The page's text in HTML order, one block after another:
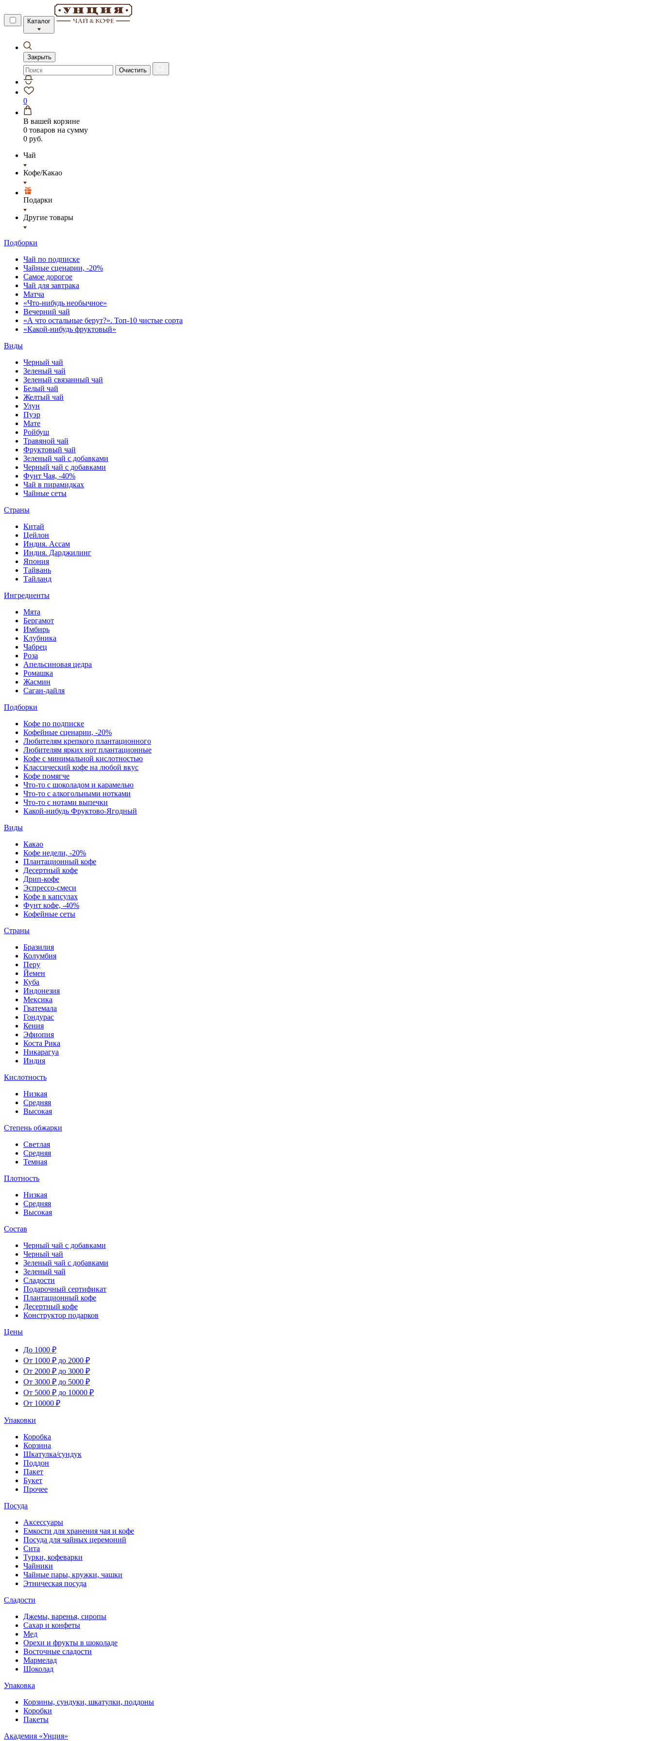
Каталог
Закрыть
Очистить
0
В вашей корзине
0 товаров на сумму
0 руб.
Чай
Кофе/Какао
Подарки
Другие товары
Подборки
Чай по подписке
Чайные сценарии, -20%
Самое дорогое
Чай для завтрака
Матча
«Что-нибудь необычное»
Вечерний чай
«А что остальные берут?». Топ-10 чистые сорта
«Какой-нибудь фруктовый»
Виды
Черный чай
Зеленый чай
Зеленый связанный чай
Белый чай
Желтый чай
Улун
Пуэр
Мате
Ройбуш
Травяной чай
Фруктовый чай
Зеленый чай с добавками
Черный чай с добавками
Фунт Чая, -40%
Чай в пирамидках
Чайные сеты
Страны
Китай
Цейлон
Индия. Ассам
Индия. Дарджилинг
Япония
Тайвань
Тайланд
Ингредиенты
Мята
Бергамот
Имбирь
Клубника
Чабрец
Роза
Апельсиновая цедра
Ромашка
Жасмин
Саган-дайля
Подборки
Кофе по подписке
Кофейные сценарии, -20%
Любителям крепкого плантационного
Любителям ярких нот плантационные
Кофе с минимальной кислотностью
Классический кофе на любой вкус
Кофе помягче
Что-то с шоколадом и карамелью
Что-то с алкогольными нотками
Что-то с нотами выпечки
Какой-нибудь Фруктово-Ягодный
Виды
Какао
Кофе недели, -20%
Плантационный кофе
Десертный кофе
Дрип-кофе
Эспрессо-смеси
Кофе в капсулах
Фунт кофе, -40%
Кофейные сеты
Страны
Бразилия
Колумбия
Перу
Йемен
Куба
Индонезия
Мексика
Гватемала
Гондурас
Кения
Эфиопия
Коста Рика
Никарагуа
Индия
Кислотность
Низкая
Средняя
Высокая
Степень обжарки
Светлая
Средняя
Темная
Плотность
Низкая
Средняя
Высокая
Состав
Черный чай с добавками
Черный чай
Зеленый чай с добавками
Зеленый чай
Сладости
Подарочный сертификат
Плантационный кофе
Десертный кофе
Конструктор подарков
Цены
До 1000 ₽
От 1000 ₽ до 2000 ₽
От 2000 ₽ до 3000 ₽
От 3000 ₽ до 5000 ₽
От 5000 ₽ до 10000 ₽
От 10000 ₽
Упаковки
Коробка
Корзина
Шкатулка/сундук
Поддон
Пакет
Букет
Прочее
Посуда
Аксессуары
Емкости для хранения чая и кофе
Посуда для чайных церемоний
Сита
Турки, кофеварки
Чайники
Чайные пары, кружки, чашки
Этническая посуда
Сладости
Джемы, варенья, сиропы
Сахар и конфеты
Мед
Орехи и фрукты в шоколаде
Восточные сладости
Мармелад
Шоколад
Упаковка
Корзины, сундуки, шкатулки, поддоны
Коробки
Пакеты
Академия «Унция»